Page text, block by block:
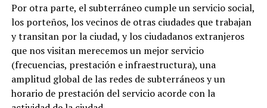
Por otra parte, el subterráneo cumple un servicio social,
los porteños, los vecinos de otras ciudades que trabajan
y transitan por la ciudad, y los ciudadanos extranjeros
que nos visitan merecemos un mejor servicio
(frecuencias, prestación e infraestructura), una
amplitud global de las redes de subterráneos y un
horario de prestación del servicio acorde con la